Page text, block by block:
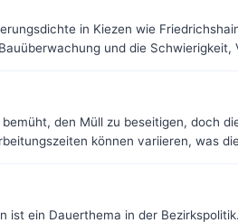
in Kiezen wie
und die
bemüht, den Müll zu beseitigen, doch
können variieren, was
ist ein Dauerthema in der